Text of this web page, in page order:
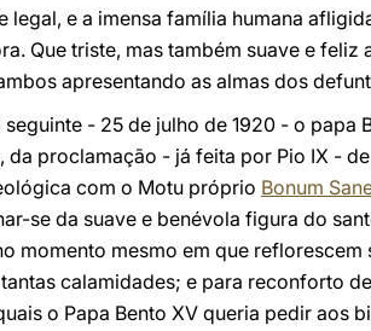
legal, e a imensa família humana
Que triste, mas também suave e
apresentando as almas dos
seguinte - 25 de julho de 1920 - o
da proclamação - já feita por Pio IX -
com o Motu próprio Bonum
se da suave e benévola figura do
momento mesmo em que
calamidades; e para reconforto
o Papa Bento XV queria pedir aos